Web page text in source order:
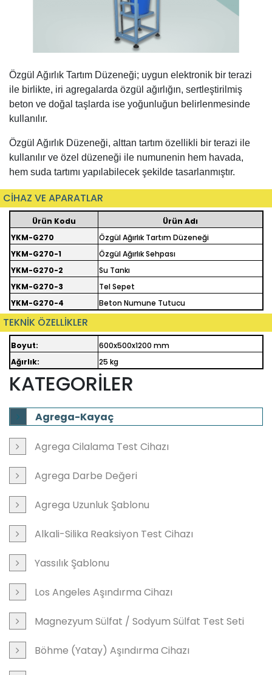
Özgül Ağırlık Tartım Düzeneği; uygun elektronik bir terazi
ile birlikte, iri agregalarda özgül ağırlığın, sertleştirilmiş
beton ve doğal taşlarda ise yoğunluğun belirlenmesinde
kullanılır.
Özgül Ağırlık Düzeneği, alttan tartım özellikli bir terazi ile
kullanılır ve özel düzeneği ile numunenin hem havada,
hem suda tartımı yapılabilecek şekilde tasarlanmıştır.
CİHAZ VE APARATLAR
Ürün Kodu
Ürün Adı
YKM-G270
Özgül Ağırlık Tartım Düzeneği
YKM-G270-1
Özgül Ağırlık Sehpası
YKM-G270-2
Su Tankı
YKM-G270-3
Tel Sepet
YKM-G270-4
Beton Numune Tutucu
TEKNİK ÖZELLİKLER
Boyut:
600x500x1200 mm
Ağırlık:
25 kg
KATEGORİLER
Agrega-Kayaç
Agrega Cilalama Test Cihazı
Agrega Darbe Değeri
Agrega Uzunluk Şablonu
Alkali-Silika Reaksiyon Test Cihazı
Yassılık Şablonu
Los Angeles Aşındırma Cihazı
Magnezyum Sülfat / Sodyum Sülfat Test Seti
Böhme (Yatay) Aşındırma Cihazı